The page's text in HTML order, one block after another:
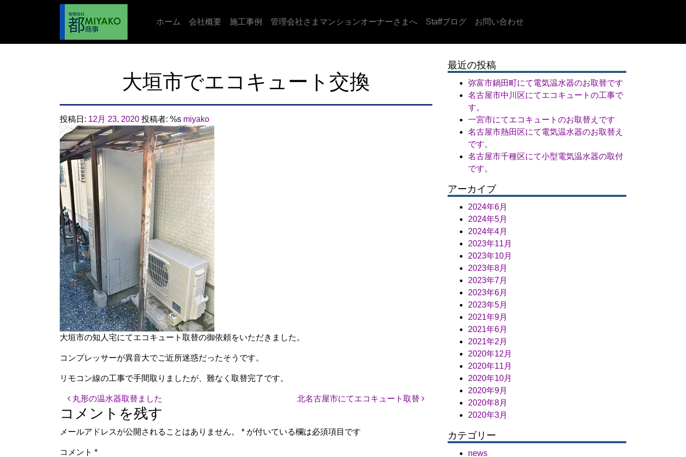
ホーム 会社概要 施工事例 管理会社さまマンションオーナーさまへ Staffブログ お問い合わせ
大垣市でエコキュート交換
投稿日: 12月 23, 2020 投稿者: %s miyako
大垣市の知人宅にてエコキュート取替の御依頼をいただきました。
コンプレッサーが異音大でご近所迷惑だったそうです。
リモコン線の工事で手間取りましたが、難なく取替完了です。
投稿ナビゲーション
丸形の温水器取替ました 北名古屋市にてエコキュート取替
コメントを残す
メールアドレスが公開されることはありません。 * が付いている欄は必須項目です
コメント *
最近の投稿
弥富市鍋田町にて電気温水器のお取替です
名古屋市中川区にてエコキュートの工事で
す。
一宮市にてエコキュートのお取替えです
名古屋市熱田区にて電気温水器のお取替え
です。
名古屋市千種区にて小型電気温水器の取付
です。
アーカイブ
2024年6月
2024年5月
2024年4月
2023年11月
2023年10月
2023年8月
2023年7月
2023年6月
2023年5月
2021年9月
2021年6月
2021年2月
2020年12月
2020年11月
2020年10月
2020年9月
2020年8月
2020年3月
カテゴリー
news